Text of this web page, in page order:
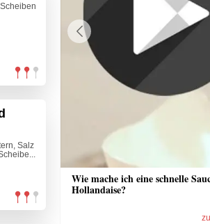
Salz
Wie mache ich eine schnelle
Hollandaise?
Previous